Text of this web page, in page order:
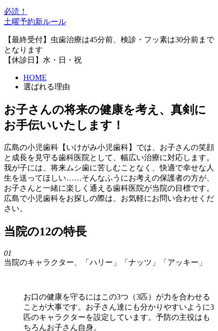
必読！
土曜予約新ルール
【最終受付】虫歯治療は45分前、検診・フッ素は30分前まで
となります
【休診日】水・日・祝
HOME
選ばれる理由
お子さんの将来の健康を考え、真剣に
お手伝いいたします！
広島の小児歯科【いけがみ小児歯科】では、お子さんの笑顔
と成長を見守る歯科医院として、幅広い治療に対応します。
我が子には、将来ムシ歯に苦しむことなく、快適で幸せな人
生を送ってほしい……そんなふうにお考えの保護者の方が、
お子さんと一緒に楽しく通える歯科医院が当院の目標です。
広島で小児歯科をお探しの際は、お気軽にお問い合わせくだ
さい。
当院の12の特長
01
当院のキャラクター、「ハリー」「ナッツ」「アッキー」
お口の健康を守るにはこの3つ（3匹）が力を合わせる
ことが大事です。お子さん達にも分かりやすいように3
匹のキャラクターを設定しています。予防の主役はも
ちろんお子さん自身。